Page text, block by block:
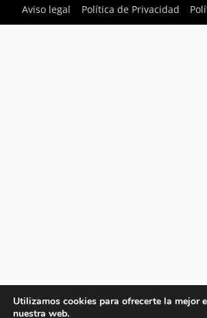
Aviso legal
Política de Privacidad
Utilizamos cookies para ofrecerte la mejor
nuestra web.